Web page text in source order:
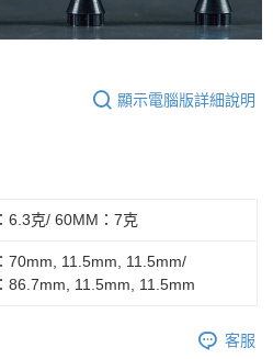
顯示電腦版詳細說明
6.3克/ 60MM：7克
70mm, 11.5mm, 11.5mm/
86.7mm, 11.5mm, 11.5mm
客服